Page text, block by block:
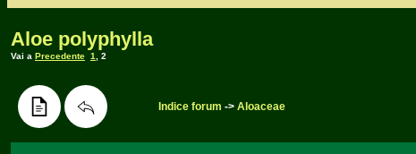
Aloe polyphylla
Vai a Precedente 1 2
Indice forum -> Aloaceae